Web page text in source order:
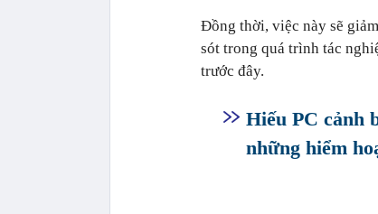
Đồng thời, việc này sẽ
sót trong quá trình tác
trước đây.
Hiếu PC cảnh
những hiểm